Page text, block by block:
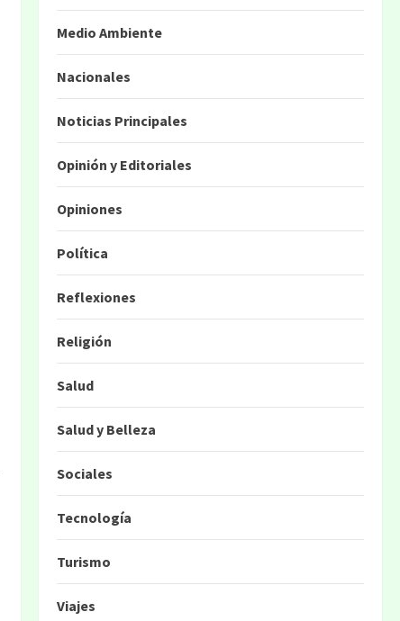
Medio Ambiente
Nacionales
Noticias Principales
Opinión y Editoriales
Opiniones
Política
Reflexiones
Religión
Salud
Salud y Belleza
Sociales
Tecnología
Turismo
Viajes